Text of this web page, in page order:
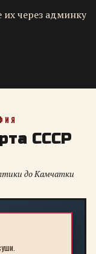
через админку
СССР
до Камчатки